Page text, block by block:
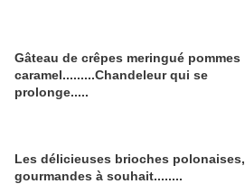
Gâteau de crêpes meringué pommes
caramel.........Chandeleur qui se
prolonge.....
Les délicieuses brioches polonaises,
gourmandes à souhait........